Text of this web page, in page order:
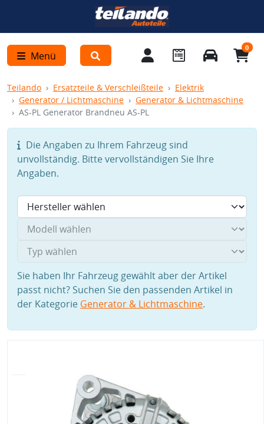
Menü
0
Teilando Ersatzteile & Verschleißteile
Elektrik
Generator / Lichtmaschine
Generator & Lichtmaschine
AS-PL Generator Brandneu AS-PL
Die Angaben zu Ihrem Fahrzeug sind
unvollständig. Bitte vervollständigen Sie Ihre
Angaben.
Sie haben Ihr Fahrzeug gewählt aber der Artikel
passt nicht? Suchen Sie den passenden Artikel in
der Kategorie Generator & Lichtmaschine.